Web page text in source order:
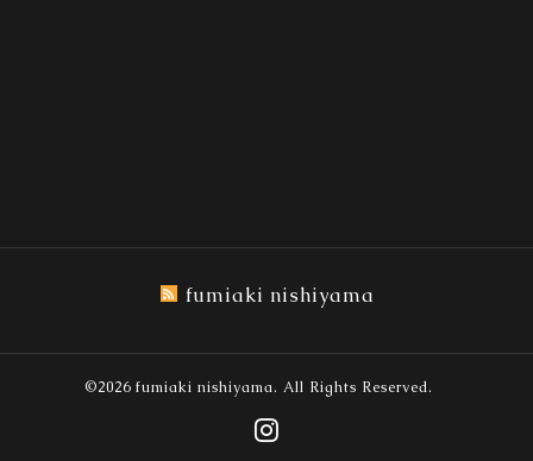
fumiaki nishiyama
©2026 fumiaki nishiyama. All Rights Reserved.